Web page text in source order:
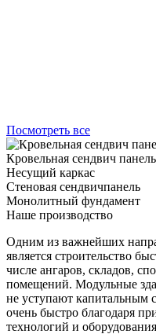
Посмотреть все
Кровельная сендвич панель
Несущий каркас
Стеновая сендвичпанель
Монолитный фундамент
Наше производство
Одним из важнейших
является строительство
числе ангаров, складов,
помещений. Модульные
не уступают капитальным
очень быстро благодаря
технологий и